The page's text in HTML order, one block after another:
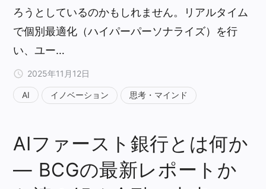
ろうとしているのかもしれません。リアルタイム
で個別最適化（ハイパーパーソナライズ）を行
い、ユー…
2025年11月12日
AI イノベーション 思考・マインド
AIファースト銀行とは何か
— BCGの最新レポートか